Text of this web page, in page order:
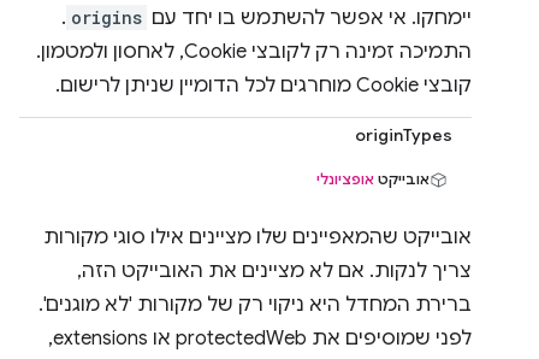
יימחקו. אי אפשר להשתמש בו יחד עם origins
.
התמיכה זמינה רק לקובצי Cookie, לאחסון ולמטמון.
קובצי Cookie מוחרגים לכל הדומיין שניתן לרישום.
originTypes
אובייקט אופציונלי
אובייקט שהמאפיינים שלו מציינים אילו סוגי מקורות
צריך לנקות. אם לא מציינים את האובייקט הזה,
ברירת המחדל היא ניקוי רק של מקורות 'לא מוגנים'.
לפני שמוסיפים את protectedWeb או extensions,